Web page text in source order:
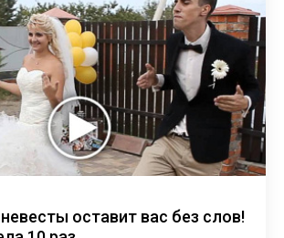
оставит вас без слов!